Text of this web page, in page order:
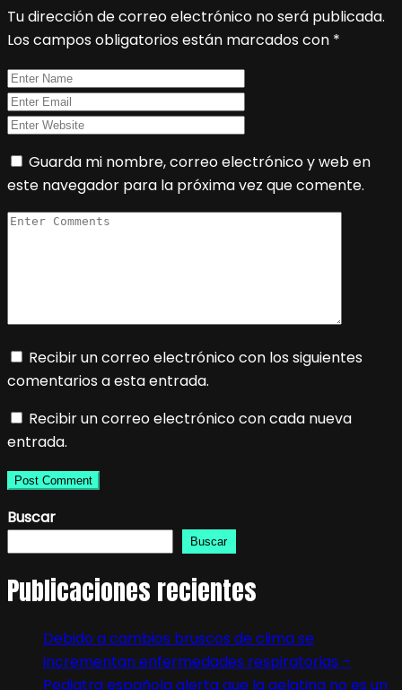
Tu dirección de correo electrónico no será publicada.
Los campos obligatorios están marcados con *
Guarda mi nombre, correo electrónico y web en
este navegador para la próxima vez que comente.
Recibir un correo electrónico con los siguientes
comentarios a esta entrada.
Recibir un correo electrónico con cada nueva
entrada.
Buscar
Buscar
Publicaciones recientes
Debido a cambios bruscos de clima se
incrementan enfermedades respiratorias –
Pediatra española alerta que la gelatina no es un